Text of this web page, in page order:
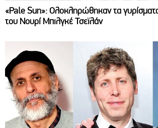
«Pale Sun»: Ολοκληρώθηκαν τα γυρίσματα
του Νουρί Μπιλγκέ Τσεϊλάν